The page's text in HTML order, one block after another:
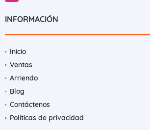
INFORMACIÓN
Inicio
Ventas
Arriendo
Blog
Contáctenos
Políticas de privacidad